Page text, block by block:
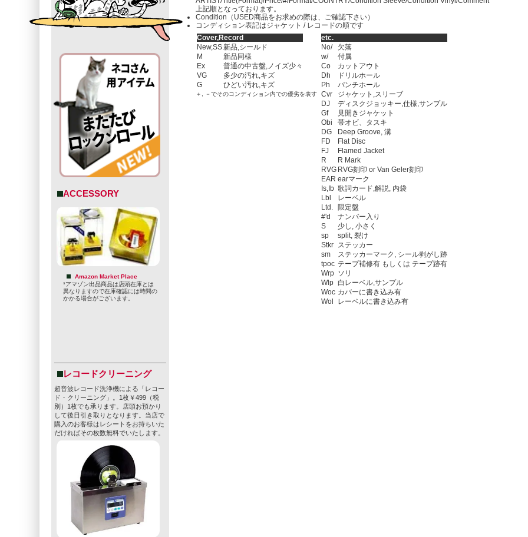
ACCESSORY
Amazon Market Place
*アマゾン出品商品は店頭在庫とは
異なりますので在庫確認には時間の
かかる場合がございます。
レコードクリーニング
超音波レコード洗浄機による「レコー
ド・クリーニング」。1枚￥499（税
別）1枚でも承ります。店頭お預かり
して後日引き取りとなります。当店で
購入のお客様はレシートをお持ちいた
だければその枚数無料でいたします。
上記順となっております。
Condition（USED商品をお求めの際は、ご確認下さい）
コンディション表記はジャケット / レコードの順です
Cover,Record
New,SS新品,シールド
M
新品同様
Ex
普通の中古盤,ノイズ少々
VG
多少の汚れ,キズ
G
ひどい汚れ,キズ
＋, －でそのコンディション内での優劣を表す
etc.
No/
欠落
w/
付属
Co
カットアウト
Dh
ドリルホール
Ph
パンチホール
Cvr
ジャケット,スリーブ
DJ
ディスクジョッキー,仕様,サンプル
Gf
見開きジャケット
Obi
帯オビ、タスキ
DG
Deep Groove, 溝
FD
Flat Disc
FJ
Flamed Jacket
R
R Mark
RVG RVG刻印 or Van Geler刻印
EAR earマーク
Is,Ib 歌詞カード,解説, 内袋
Lbl
レーベル
Ltd.
限定盤
#'d
ナンバー入り
S
少し, 小さく
sp
split, 裂け
Stkr ステッカー
sm
ステッカーマーク, シール剥がし跡
tpoc テープ補修有 もしくは テープ跡有
Wrp ソリ
Wlp 白レーベル,サンプル
Woc カバーに書き込み有
Wol
レーベルに書き込み有